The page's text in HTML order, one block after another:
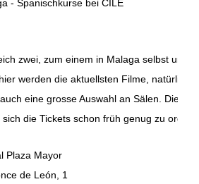
zwei, zum einem in Malaga selbst und
werden die aktuellsten Filme, natürlich
eine grosse Auswahl an Sälen.
die Tickets schon früh genug zu
Plaza Mayor
de León, 1